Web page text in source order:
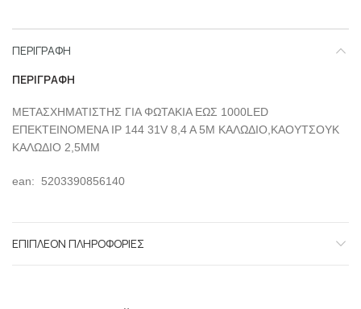
ΠΕΡΙΓΡΑΦΉ
ΠΕΡΙΓΡΑΦΉ
ΜΕΤΑΣΧΗΜΑΤΙΣΤΗΣ ΓΙΑ ΦΩΤΑΚΙΑ ΕΩΣ 1000LED
ΕΠΕΚΤΕΙΝΟΜΕΝΑ IP 144 31V 8,4 A 5M ΚΑΛΩΔΙΟ,ΚΑΟΥΤΣΟΥΚ
ΚΑΛΩΔΙΟ 2,5ΜΜ
ean: 5203390856140
ΕΠΙΠΛΈΟΝ ΠΛΗΡΟΦΟΡΊΕΣ